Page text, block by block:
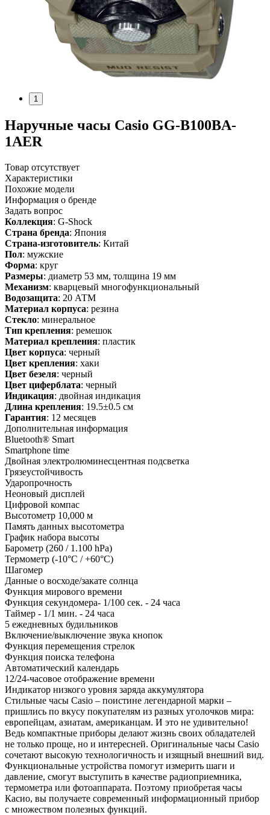
1
Наручные часы Casio GG-B100BA-
1AER
Товар отсутствует
Характеристики
Похожие модели
Информация о бренде
Задать вопрос
Коллекция: G-Shock
Страна бренда: Япония
Страна-изготовитель: Китай
Пол: мужские
Форма: круг
Размеры: диаметр 53 мм, толщина 19 мм
Механизм: кварцевый многофункциональный
Водозащита: 20 АТМ
Материал корпуса: резина
Стекло: минеральное
Тип крепления: ремешок
Материал крепления: пластик
Цвет корпуса: черный
Цвет крепления: хаки
Цвет безеля: черный
Цвет циферблата: черный
Индикация: двойная индикация
Длина крепления: 19.5±0.5 см
Гарантия: 12 месяцев
Дополнительная информация
Bluetooth® Smart
Smartphone time
Двойная электролюминесцентная подсветка
Грязеустойчивость
Ударопрочность
Неоновый дисплей
Цифровой компас
Высотометр 10,000 м
Память данных высотометра
График набора высоты
Барометр (260 / 1.100 hPa)
Термометр (-10°C / +60°C)
Шагомер
Данные о восходе/закате солнца
Функция мирового времени
Функция секундомера- 1/100 сек. - 24 часа
Таймер - 1/1 мин. - 24 часа
5 ежедневных будильников
Включение/выключение звука кнопок
Функция перемещения стрелок
Функция поиска телефона
Автоматический календарь
12/24-часовое отображение времени
Индикатор низкого уровня заряда аккумулятора
Стильные часы Casio – поистине легендарной марки –
пришлись по вкусу покупателям из разных уголочков мира:
европейцам, азиатам, американцам. И это не удивительно!
Ведь компактные приборы делают жизнь своих обладателей
не только проще, но и интересней. Оригинальные часы Casio
сочетают высокую технологичность и изящный внешний вид.
Функциональные устройства помогут измерить шаги и
давление, смогут выступить в качестве радиоприемника,
термометра или фотоаппарата. Поэтому приобретая часы
Касио, вы получаете современный информационный прибор
с множеством полезных функций.